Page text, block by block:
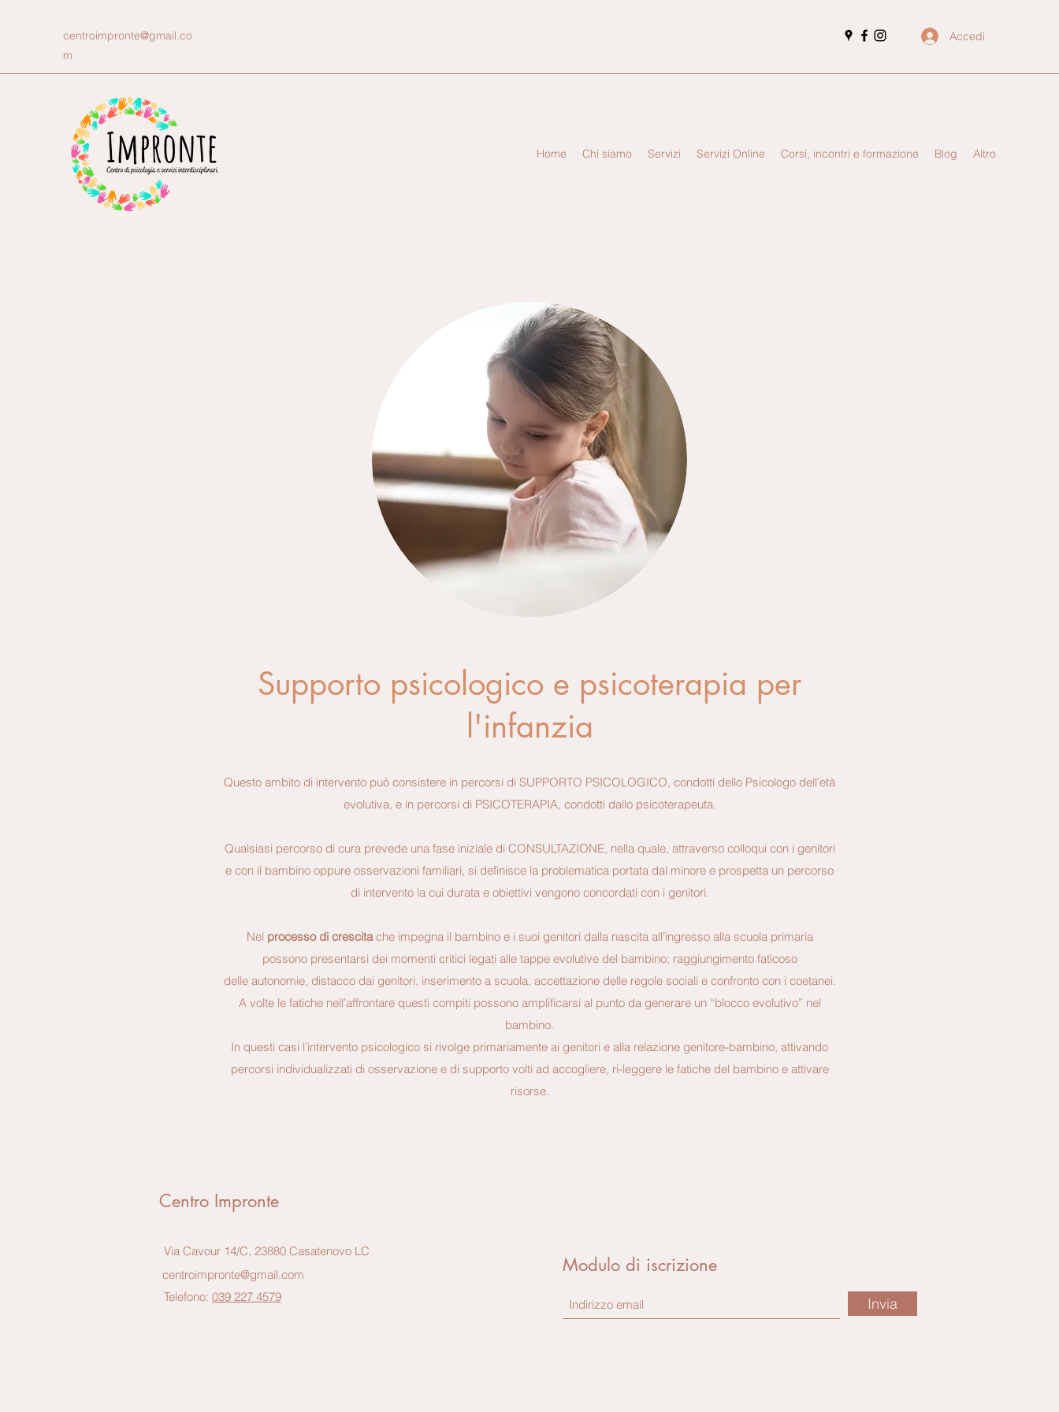
centroimpronte@gmail.co
m
Accedi
Home Chi siamo Servizi Servizi Online Corsi, incontri e formazione Blog Altro
Supporto psicologico e psicoterapia per
l'infanzia
Questo ambito di intervento può consistere in percorsi di SUPPORTO PSICOLOGICO, condotti dello Psicologo dell’età
evolutiva, e in percorsi di PSICOTERAPIA, condotti dallo psicoterapeuta.
Qualsiasi percorso di cura prevede una fase iniziale di CONSULTAZIONE, nella quale, attraverso colloqui con i genitori
e con il bambino oppure osservazioni familiari, si definisce la problematica portata dal minore e prospetta un percorso
di intervento la cui durata e obiettivi vengono concordati con i genitori.
Nel processo di crescitache impegna il bambino e i suoi genitori dalla nascita all’ingresso alla scuola primaria
possono presentarsi dei momenti critici legati alle tappe evolutive del bambino; raggiungimento faticoso
delle autonomie, distacco dai genitori, inserimento a scuola, accettazione delle regole sociali e confronto con i coetanei.
A volte le fatiche nell’affrontare questi compiti possono amplificarsi al punto da generare un “blocco evolutivo” nel
bambino.
In questi casi l’intervento psicologico si rivolge primariamente ai genitori e alla relazione genitore-bambino, attivando
percorsi individualizzati di osservazione e di supporto volti ad accogliere, ri-leggere le fatiche del bambino e attivare
risorse.
Centro Impronte
Via Cavour 14/C, 23880 Casatenovo LC
centroimpronte@gmail.com
Telefono: 039 227 4579
Modulo di iscrizione
Invia